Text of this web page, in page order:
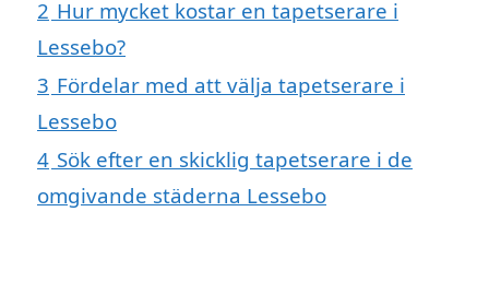
2 Hur mycket kostar en tapetserare i
Lessebo?
3 Fördelar med att välja tapetserare i
Lessebo
4 Sök efter en skicklig tapetserare i de
omgivande städerna Lessebo